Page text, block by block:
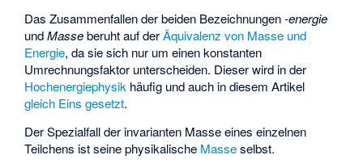
Das Zusammenfallen der beiden Bezeichnungen-energie
undMasseberuht auf derÄquivalenz von Masse und
Energie, da sie sich nur um einen konstanten
Umrechnungsfaktor unterscheiden. Dieser wird in der
Hochenergiephysik häufig und auch in diesem Artikel
gleich Eins gesetzt.
Der Spezialfall der invarianten Masse eines einzelnen
Teilchens ist seine physikalische Masseselbst.